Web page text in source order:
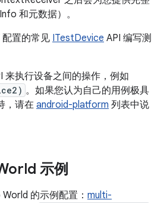
和元数据）。
置的常见 ITestDevice API 编写测
来执行设备之间的操作，例如
。如果您认为自己的用例极具
，请在 android-platform 列表中说
示例
的示例配置： multi-